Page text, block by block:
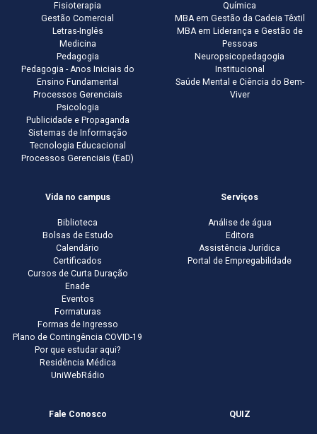
Fisioterapia
Gestão Comercial
Letras-Inglês
Medicina
Pedagogia
Pedagogia - Anos Iniciais do
Ensino Fundamental
Processos Gerenciais
Psicologia
Publicidade e Propaganda
Sistemas de Informação
Tecnologia Educacional
Processos Gerenciais (EaD)
Química
MBA em Gestão da Cadeia Têxtil
MBA em Liderança e Gestão de
Pessoas
Neuropsicopedagogia
Institucional
Saúde Mental e Ciência do Bem-
Viver
Vida no campus
Biblioteca
Bolsas de Estudo
Calendário
Certificados
Cursos de Curta Duração
Enade
Eventos
Formaturas
Formas de Ingresso
Plano de Contingência COVID-19
Por que estudar aqui?
Residência Médica
UniWebRádio
Serviços
Análise de água
Editora
Assistência Jurídica
Portal de Empregabilidade
Fale Conosco QUIZ